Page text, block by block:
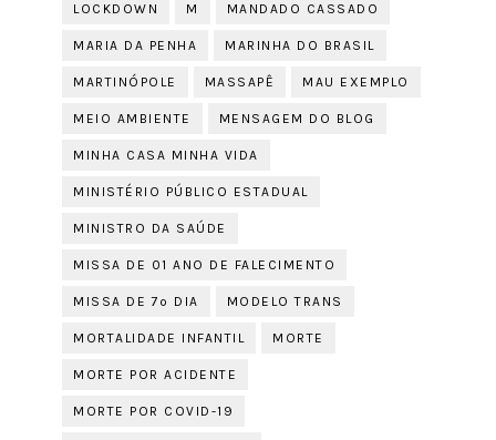
LOCKDOWN M MANDADO CASSADO
MARIA DA PENHA MARINHA DO BRASIL
MARTINÓPOLE MASSAPÊ MAU EXEMPLO
MEIO AMBIENTE MENSAGEM DO BLOG
MINHA CASA MINHA VIDA
MINISTÉRIO PÚBLICO ESTADUAL
MINISTRO DA SAÚDE
MISSA DE 01 ANO DE FALECIMENTO
MISSA DE 7º DIA MODELO TRANS
MORTALIDADE INFANTIL MORTE
MORTE POR ACIDENTE
MORTE POR COVID-19